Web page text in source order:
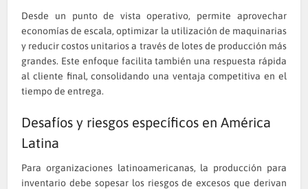
Desde un punto de vista operativo, permite aprovechar
economías de escala, optimizar la utilización de maquinarias
y reducir costos unitarios a través de lotes de producción más
grandes. Este enfoque facilita también una respuesta rápida
al cliente final, consolidando una ventaja competitiva en el
tiempo de entrega.
Desafíos y riesgos específicos en América
Latina
Para organizaciones latinoamericanas, la producción para
inventario debe sopesar los riesgos de excesos que derivan